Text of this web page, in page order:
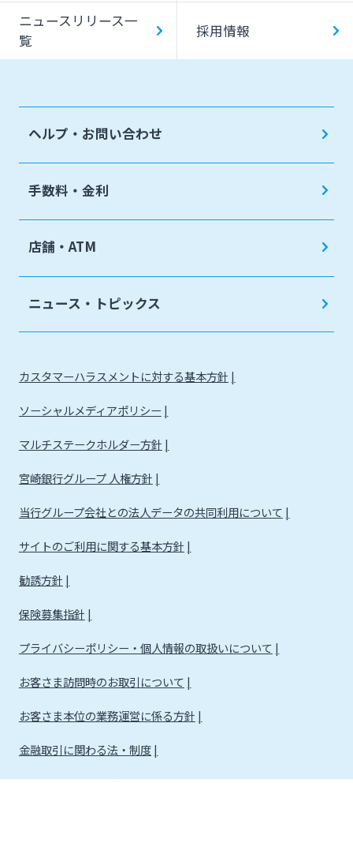
ニュースリリース一
覧
採用情報
ヘルプ・お問い合わせ
手数料・金利
店舗・ATM
ニュース・トピックス
カスタマーハラスメントに対する基本方針
ソーシャルメディアポリシー
マルチステークホルダー方針
宮崎銀行グループ 人権方針
当行グループ会社との法人データの共同利用について
サイトのご利用に関する基本方針
勧誘方針
保険募集指針
プライバシーポリシー・個人情報の取扱いについて
お客さま訪問時のお取引について
お客さま本位の業務運営に係る方針
金融取引に関わる法・制度
金融取引に関わる方針